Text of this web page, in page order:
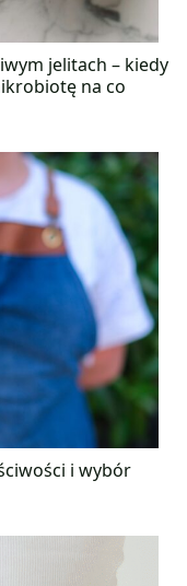
jelitach – kiedy
na co
i wybór